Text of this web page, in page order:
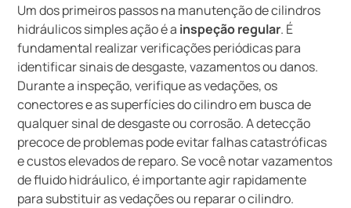
Um dos primeiros passos na manutenção de cilindros
hidráulicos simples ação é a inspeção regular. É
fundamental realizar verificações periódicas para
identificar sinais de desgaste, vazamentos ou danos.
Durante a inspeção, verifique as vedações, os
conectores e as superfícies do cilindro em busca de
qualquer sinal de desgaste ou corrosão. A detecção
precoce de problemas pode evitar falhas catastróficas
e custos elevados de reparo. Se você notar vazamentos
de fluido hidráulico, é importante agir rapidamente
para substituir as vedações ou reparar o cilindro.